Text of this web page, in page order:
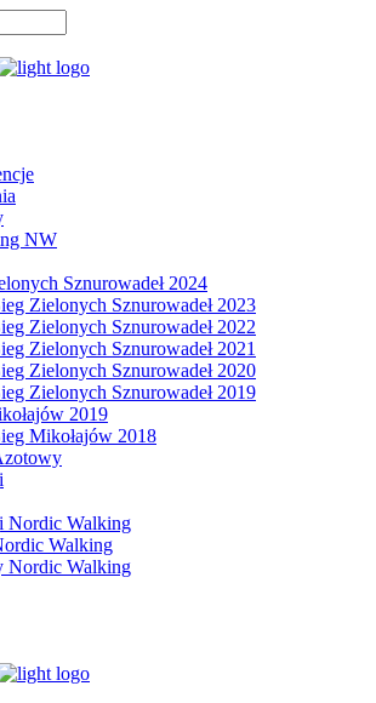
NW
Sznurowadeł 2024
Zielonych Sznurowadeł 2023
Zielonych Sznurowadeł 2022
Zielonych Sznurowadeł 2021
Zielonych Sznurowadeł 2020
Zielonych Sznurowadeł 2019
2019
Mikołajów 2018
Nordic Walking
Walking
Nordic Walking